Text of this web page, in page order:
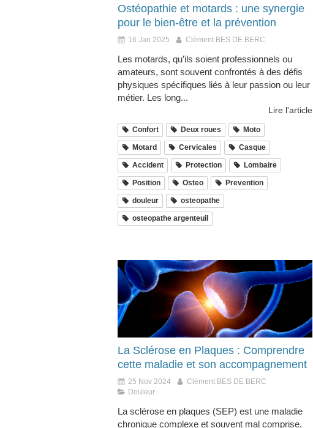
Ostéopathie et motards : une synergie
pour le bien-être et la prévention
16 Jan 2025 Clément BES DE BERC
Les motards, qu’ils soient professionnels ou
amateurs, sont souvent confrontés à des défis
physiques spécifiques liés à leur passion ou leur
métier. Les long...
Lire l'article
Confort Deux roues Moto
Motard Cervicales Casque
Accident Protection Lombaire
Position Osteo Prevention
douleur osteopathe
osteopathe argenteuil
La Sclérose en Plaques : Comprendre
cette maladie et son accompagnement
25 Nov 2024
Clément BES DE BERC
Douleur
La sclérose en plaques (SEP) est une maladie
chronique complexe et souvent mal comprise.